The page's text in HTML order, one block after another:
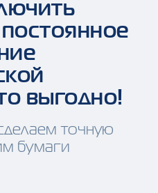
выгодно!
точную
бумаги